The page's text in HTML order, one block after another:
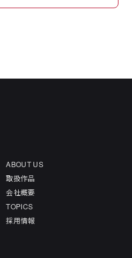
ABOUT US
取扱作品
会社概要
TOPICS
採用情報